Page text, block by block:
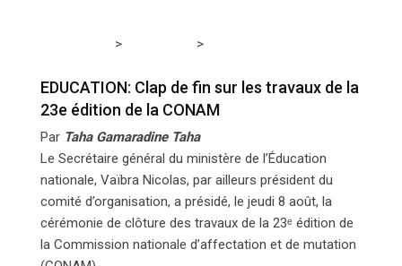
> >
EDUCATION: Clap de fin sur les travaux de la
23e édition de la CONAM
Par Taha Gamaradine Taha
Le Secrétaire général du ministère de l’Éducation
nationale, Vaïbra Nicolas, par ailleurs président du
comité d’organisation, a présidé, le jeudi 8 août, la
cérémonie de clôture des travaux de la 23ᵉ édition de
la Commission nationale d’affectation et de mutation